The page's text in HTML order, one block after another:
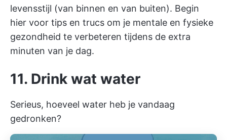
levensstijl (van binnen en van buiten). Begin
hier voor tips en trucs om je mentale en fysieke
gezondheid te verbeteren tijdens de extra
minuten van je dag.
11. Drink wat water
Serieus, hoeveel water heb je vandaag
gedronken?